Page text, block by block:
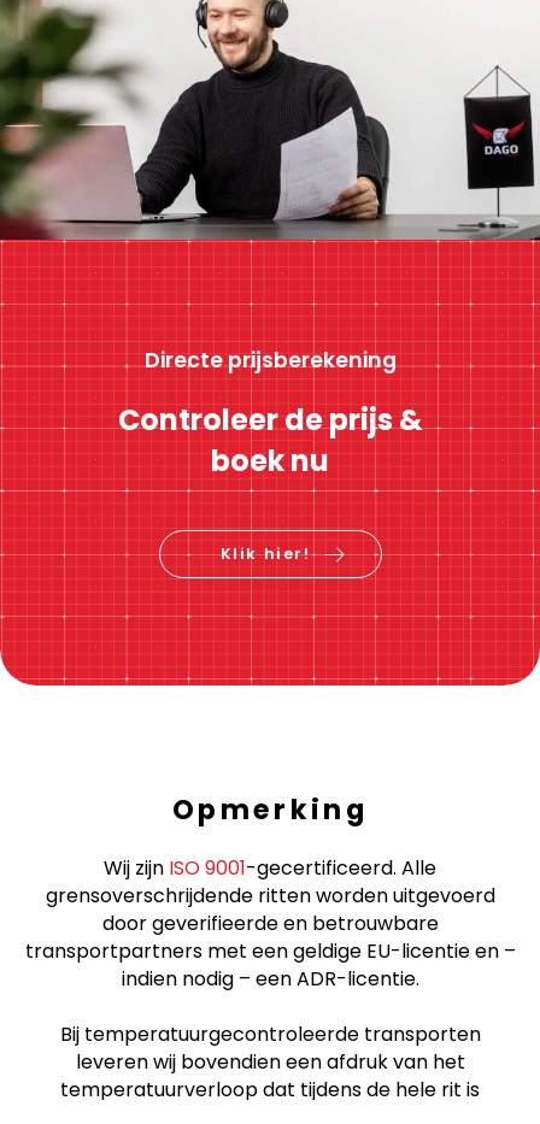
Directe prijsberekening
Controleer de prijs &
boek nu
Klik hier!
Opmerking
Wij zijn ISO 9001-gecertificeerd. Alle
grensoverschrijdende ritten worden uitgevoerd
door geverifieerde en betrouwbare
transportpartners met een geldige EU-licentie en –
indien nodig – een ADR-licentie.
Bij temperatuurgecontroleerde transporten
leveren wij bovendien een afdruk van het
temperatuurverloop dat tijdens de hele rit is